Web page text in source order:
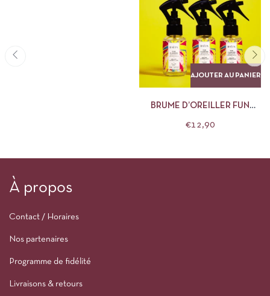
AJOUTER AU PANIER
BRUME D’OREILLER FUN
€12,90
À propos
Contact / Horaires
Nos partenaires
Programme de fidélité
Livraisons & retours